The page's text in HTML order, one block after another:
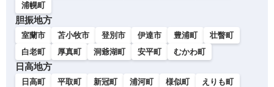
浦幌町
胆振地方
室蘭市 苫小牧市 登別市 伊達市 豊浦町
壮瞥町
白老町
厚真町 洞爺湖町 安平町 むかわ町
日高地方
日高町 平取町 新冠町 浦河町 様似町
えりも町